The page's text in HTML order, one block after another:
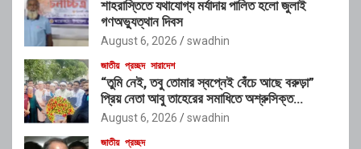
শাহরাস্তিতে যথাযোগ্য মর্যাদায় পালিত হলো জুলাই
গণঅভ্যুত্থান দিবস
August 6, 2026 swadhin
জাতীয় প্রচ্ছদ সারাদেশ
“তুমি নেই, তবু তোমার স্বপ্নেই বেঁচে আছে বরুড়া”
প্রিয় নেতা আবু তাহেরের সমাধিতে অশ্রুসিক্ত
শ্রদ্ধাঞ্জলি
August 6, 2026 swadhin
জাতীয় প্রচ্ছদ